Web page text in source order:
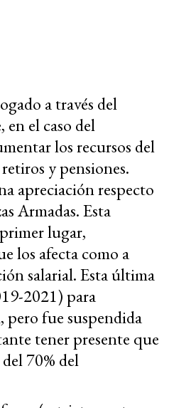
a través del
en el caso del
los recursos del
y pensiones.
apreciación respecto
Armadas. Esta
lugar,
los afecta como a
salarial. Esta última
2021) para
pero fue suspendida
tener presente que
70% del